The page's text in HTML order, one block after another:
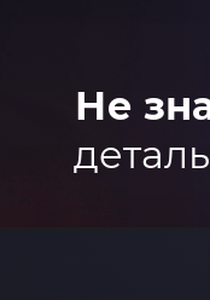
Не